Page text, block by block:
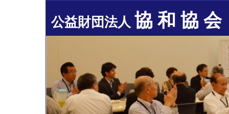
公益財団法人 協 和 協 会